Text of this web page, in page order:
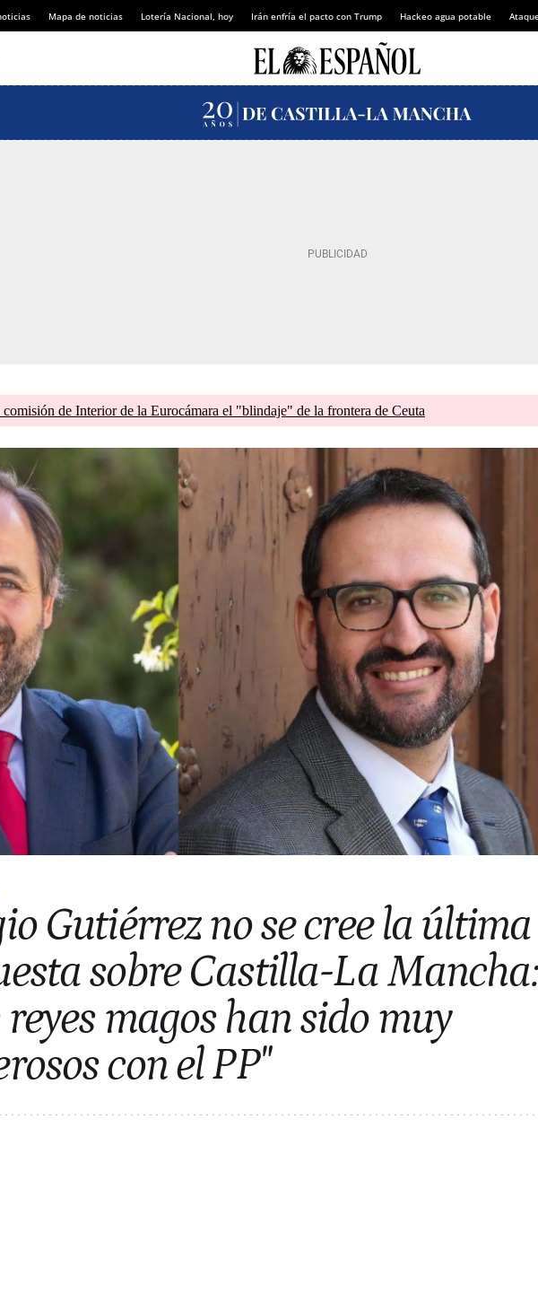
Mapa de noticias Lotería Nacional, hoy Irán enfría el pacto con Trump Hackeo agua potable
de Interior de la Eurocámara el "blindaje" de la frontera de Ceuta
Gutiérrez no se cree la última
sobre Castilla-La Mancha:
reyes magos han sido muy
con el PP"